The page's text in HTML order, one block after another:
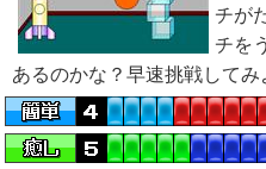
チが
チを
あるのかな？早速挑戦してみ